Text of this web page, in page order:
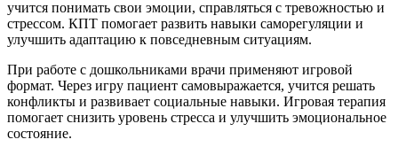
учится понимать свои эмоции, справляться с тревожностью и
стрессом. КПТ помогает развить навыки саморегуляции и
улучшить адаптацию к повседневным ситуациям.
При работе с дошкольниками врачи применяют игровой
формат. Через игру пациент самовыражается, учится решать
конфликты и развивает социальные навыки. Игровая терапия
помогает снизить уровень стресса и улучшить эмоциональное
состояние.